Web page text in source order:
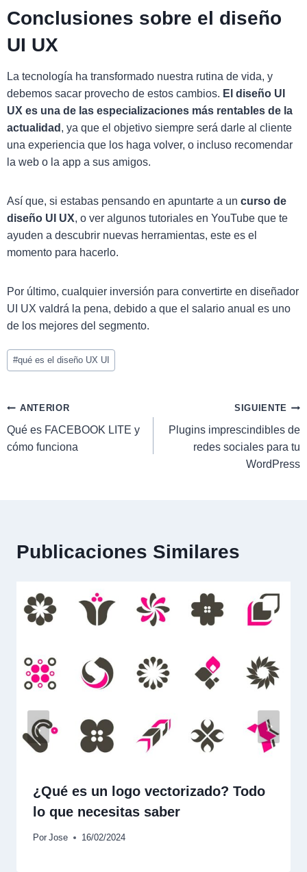
Conclusiones sobre el diseño
UI UX
La tecnología ha transformado nuestra rutina de vida, y
debemos sacar provecho de estos cambios. El diseño UI
UX es una de las especializaciones más rentables de la
actualidad , ya que el objetivo siempre será darle al cliente
una experiencia que los haga volver, o incluso recomendar
la web o la app a sus amigos.
Así que, si estabas pensando en apuntarte a un curso de
diseño UI UX, o ver algunos tutoriales en YouTube que te
ayuden a descubrir nuevas herramientas, este es el
momento para hacerlo.
Por último, cualquier inversión para convertirte en diseñador
UI UX valdrá la pena, debido a que el salario anual es uno
de los mejores del segmento.
#qué es el diseño UX UI
ANTERIOR
Qué es FACEBOOK LITE y
cómo funciona
SIGUIENTE
Plugins imprescindibles de
redes sociales para tu
WordPress
Publicaciones Similares
¿Qué es un logo vectorizado? Todo
lo que necesitas saber
Por Jose 16/02/2024